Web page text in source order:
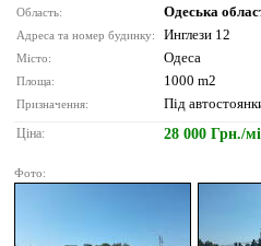
Область: Одеська
Адреса та номер будинку: Инглези 12
Місто: Одеса
Площа: 1000 m2
Призначення: Під
Ціна: 28 000 Грн./
Фото: